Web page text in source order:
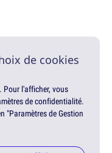
de cookies
Pour l'afficher, vous
de confidentialité.
"Paramètres de Gestion